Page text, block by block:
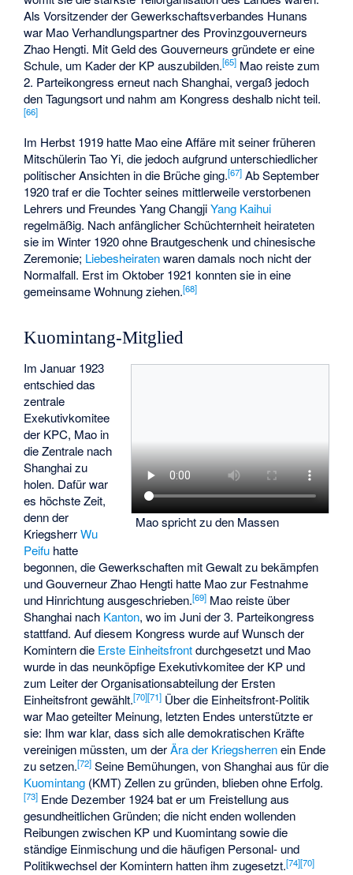
Als Vorsitzender der Gewerkschaftsverbandes Hunans
war Mao Verhandlungspartner des Provinzgouverneurs
Zhao Hengti. Mit Geld des Gouverneurs gründete er eine
Schule, um Kader der KP auszubilden.[65] Mao reiste zum
2. Parteikongress erneut nach Shanghai, vergaß jedoch
den Tagungsort und nahm am Kongress deshalb nicht teil.
[66]
Im Herbst 1919 hatte Mao eine Affäre mit seiner früheren
Mitschülerin Tao Yi, die jedoch aufgrund unterschiedlicher
politischer Ansichten in die Brüche ging.[67] Ab September
1920 traf er die Tochter seines mittlerweile verstorbenen
Lehrers und Freundes Yang ChangjiYang Kaihui
regelmäßig. Nach anfänglicher Schüchternheit heirateten
sie im Winter 1920 ohne Brautgeschenk und chinesische
Zeremonie; Liebesheiratenwaren damals noch nicht der
Normalfall. Erst im Oktober 1921 konnten sie in eine
gemeinsame Wohnung ziehen.[68]
Kuomintang-Mitglied
Mao spricht zu den Massen
Im Januar 1923
entschied das
zentrale
Exekutivkomitee
der KPC, Mao in
die Zentrale nach
Shanghai zu
holen. Dafür war
es höchste Zeit,
denn der
KriegsherrWu
Peifu hatte
begonnen, die Gewerkschaften mit Gewalt zu bekämpfen
und Gouverneur Zhao Hengti hatte Mao zur Festnahme
und Hinrichtung ausgeschrieben.[69] Mao reiste über
Shanghai nach Kanton, wo im Juni der 3. Parteikongress
stattfand. Auf diesem Kongress wurde auf Wunsch der
Komintern die Erste Einheitsfrontdurchgesetzt und Mao
wurde in das neunköpfige Exekutivkomitee der KP und
zum Leiter der Organisationsabteilung der Ersten
Einheitsfront gewählt.[70][71] Über die Einheitsfront-Politik
war Mao geteilter Meinung, letzten Endes unterstützte er
sie: Ihm war klar, dass sich alle demokratischen Kräfte
vereinigen müssten, um derÄra der Kriegsherrenein Ende
zu setzen.[72] Seine Bemühungen, von Shanghai aus für die
Kuomintang (KMT) Zellen zu gründen, blieben ohne Erfolg.
[73] Ende Dezember 1924 bat er um Freistellung aus
gesundheitlichen Gründen; die nicht enden wollenden
Reibungen zwischen KP und Kuomintang sowie die
ständige Einmischung und die häufigen Personal- und
Politikwechsel der Komintern hatten ihm zugesetzt.[74][70]